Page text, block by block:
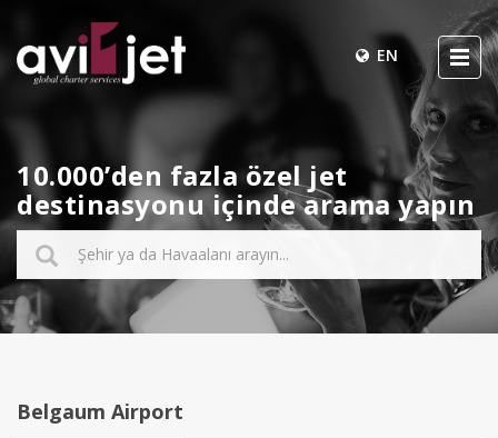
EN
10.000’den fazla özel jet
destinasyonu içinde arama yapın
Belgaum Airport